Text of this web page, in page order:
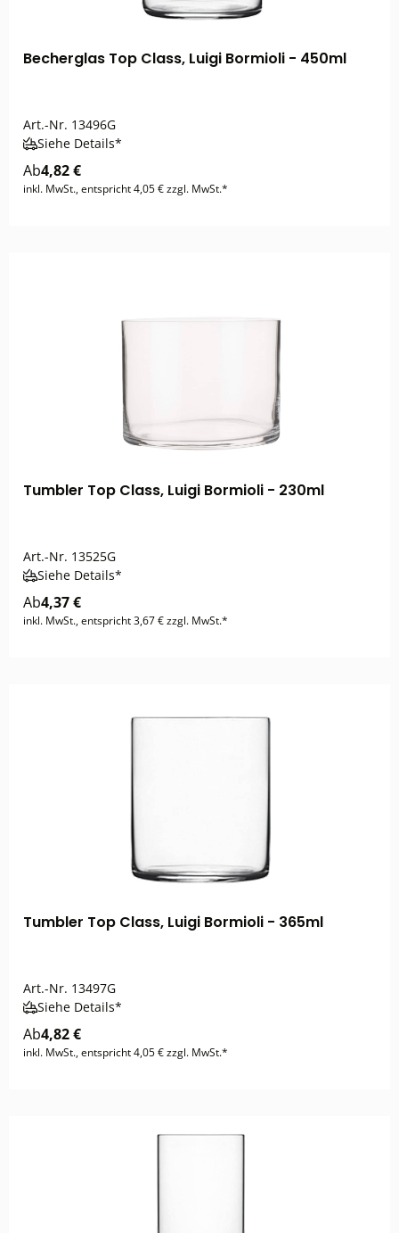
Becherglas Top Class, Luigi Bormioli - 450ml
Art.-Nr. 13496G
Siehe Details*
Ab4,82 €
inkl. MwSt., entspricht 4,05 € zzgl. MwSt.*
Tumbler Top Class, Luigi Bormioli - 230ml
Art.-Nr. 13525G
Siehe Details*
Ab4,37 €
inkl. MwSt., entspricht 3,67 € zzgl. MwSt.*
Tumbler Top Class, Luigi Bormioli - 365ml
Art.-Nr. 13497G
Siehe Details*
Ab4,82 €
inkl. MwSt., entspricht 4,05 € zzgl. MwSt.*